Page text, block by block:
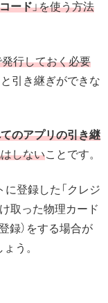
ード」を使う方法
発行しておく必要
引き継ぎができな
のアプリの引き継
しないことです。
に登録した「クレジ
取った物理カード
録）をする場合が
う。